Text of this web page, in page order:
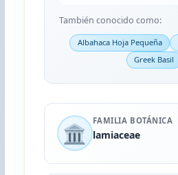
También conocido como:
Albahaca Hoja Pequeña
Greek Basil
🏛️ FAMILIA BOTÁNICA
lamiaceae